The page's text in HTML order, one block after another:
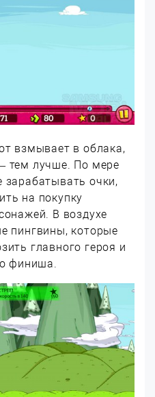
взмывает в облака,
тем лучше. По мере
зарабатывать очки,
на покупку
В воздухе
пингвины, которые
главного героя и
финиша.